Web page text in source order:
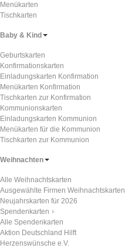
Menükarten
Tischkarten
Baby & Kind
Geburtskarten
Konfirmationskarten
Einladungskarten Konfirmation
Menükarten Konfirmation
Tischkarten zur Konfirmation
Kommunionskarten
Einladungskarten Kommunion
Menükarten für die Kommunion
Tischkarten zur Kommunion
Weihnachten
Alle Weihnachtskarten
Ausgewählte Firmen Weihnachtskarten
Neujahrskarten für 2026
Spendenkarten
Alle Spendenkarten
Aktion Deutschland Hilft
Herzenswünsche e.V.